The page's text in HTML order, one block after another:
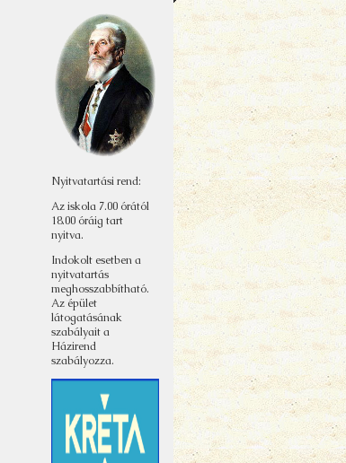
Nyitvatartási rend:
Az iskola 7.00 órától
18.00 óráig tart
nyitva.
Indokolt esetben a
nyitvatartás
meghosszabbítható.
Az épület
látogatásának
szabályait a
Házirend
szabályozza.